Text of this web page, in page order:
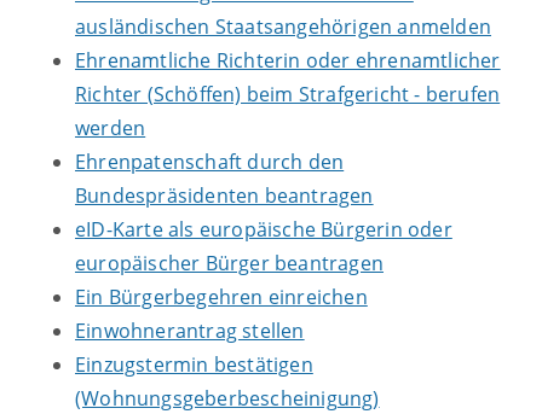
ausländischen Staatsangehörigen anmelden
Ehrenamtliche Richterin oder ehrenamtlicher
Richter (Schöffen) beim Strafgericht - berufen
werden
Ehrenpatenschaft durch den
Bundespräsidenten beantragen
eID-Karte als europäische Bürgerin oder
europäischer Bürger beantragen
Ein Bürgerbegehren einreichen
Einwohnerantrag stellen
Einzugstermin bestätigen
(Wohnungsgeberbescheinigung)